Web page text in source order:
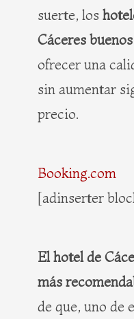
suerte, los
Cáceres buenos
ofrecer una
sin aumentar
precio.
Booking.com
[adinserter
El hotel de
más
de que, uno de